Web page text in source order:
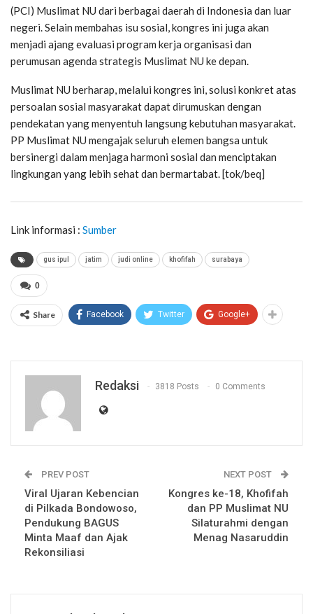
(PCI) Muslimat NU dari berbagai daerah di Indonesia dan luar
negeri. Selain membahas isu sosial, kongres ini juga akan
menjadi ajang evaluasi program kerja organisasi dan
perumusan agenda strategis Muslimat NU ke depan.
Muslimat NU berharap, melalui kongres ini, solusi konkret atas
persoalan sosial masyarakat dapat dirumuskan dengan
pendekatan yang menyentuh langsung kebutuhan masyarakat.
PP Muslimat NU mengajak seluruh elemen bangsa untuk
bersinergi dalam menjaga harmoni sosial dan menciptakan
lingkungan yang lebih sehat dan bermartabat. [tok/beq]
Link informasi : Sumber
gus ipul jatim judi online khofifah surabaya
0
Share Facebook Twitter Google+
Redaksi 3818 Posts 0 Comments
PREV POST
Viral Ujaran Kebencian
di Pilkada Bondowoso,
Pendukung BAGUS
Minta Maaf dan Ajak
Rekonsiliasi
NEXT POST
Kongres ke-18, Khofifah
dan PP Muslimat NU
Silaturahmi dengan
Menag Nasaruddin